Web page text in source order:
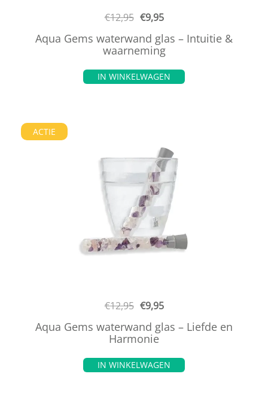
€12,95 €9,95
Aqua Gems waterwand glas – Intuitie &
waarneming
IN WINKELWAGEN
ACTIE
€12,95 €9,95
Aqua Gems waterwand glas – Liefde en
Harmonie
IN WINKELWAGEN